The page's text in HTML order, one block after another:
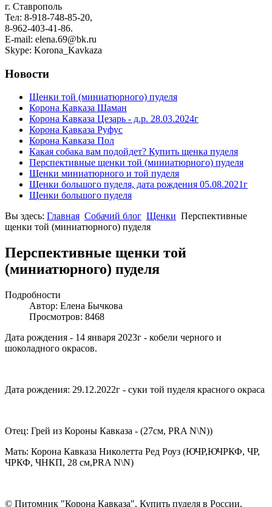
г. Ставрополь
Тел: 8-918-748-85-20,
8-962-403-41-86.
E-mail: elena.69@bk.ru
Skype: Korona_Kavkaza
Новости
Щенки той (миниатюрного) пуделя
Корона Кавказа Шаман
Корона Кавказа Цезарь - д.р. 28.03.2024г
Корона Кавказа Руфус
Корона Кавказа Пол
Какая собака вам подойдет? Купить щенка пуделя
Перспективные щенки той (миниатюрного) пуделя
Щенки миниатюрного и той пуделя
Щенки большого пуделя, дата рождения 05.08.2021г
Щенки большого пуделя
Вы здесь: Главная Собачий блог Щенки Перспективные
щенки той (миниатюрного) пуделя
Перспективные щенки той
(миниатюрного) пуделя
Подробности
Автор: Елена Бычкова
Просмотров: 8468
Дата рождения - 14 января 2023г - кобели черного и
шоколадного окрасов.
Дата рождения: 29.12.2022г - суки той пуделя красного окраса
Отец: Грей из Короны Кавказа - (27см, PRA N\N))
Мать: Корона Кавказа Николетта Ред Роуз (ЮЧР,ЮЧРКФ, ЧР,
ЧРКФ, ЧНКП, 28 см,PRA N\N)
© Питомник "Корона Кавказа". Купить пуделя в России,